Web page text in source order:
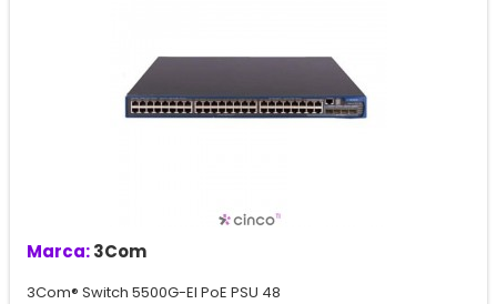
Marca:3Com
3Com® Switch 5500G-EI PoE PSU 48